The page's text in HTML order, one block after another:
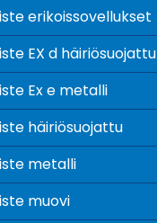
erikoissovellukset
EX d häiriösuojattu
Ex e metalli
häiriösuojattu
metalli
muovi